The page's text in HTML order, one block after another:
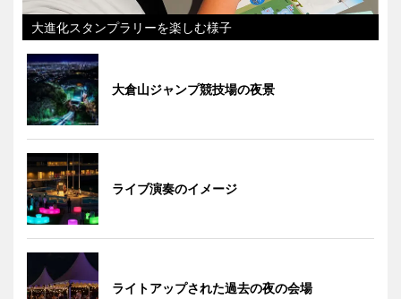
大進化スタンプラリーを楽しむ様子
大倉山ジャンプ競技場の夜景
ライブ演奏のイメージ
ライトアップされた過去の夜の会場